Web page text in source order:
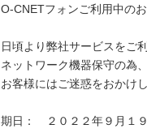
O-CNETフォンご利用中の
日頃より弊社サービスをご
ネットワーク機器保守の為
お客様にはご迷惑をおかけ
期日：　２０２２年９月１